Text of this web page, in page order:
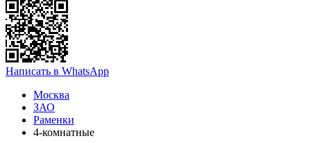
Написать в WhatsApp
Москва
ЗАО
Раменки
4-комнатные